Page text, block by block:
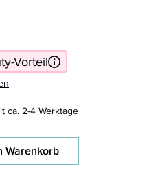
Vorteil
ca. 2-4 Werktage
Warenkorb